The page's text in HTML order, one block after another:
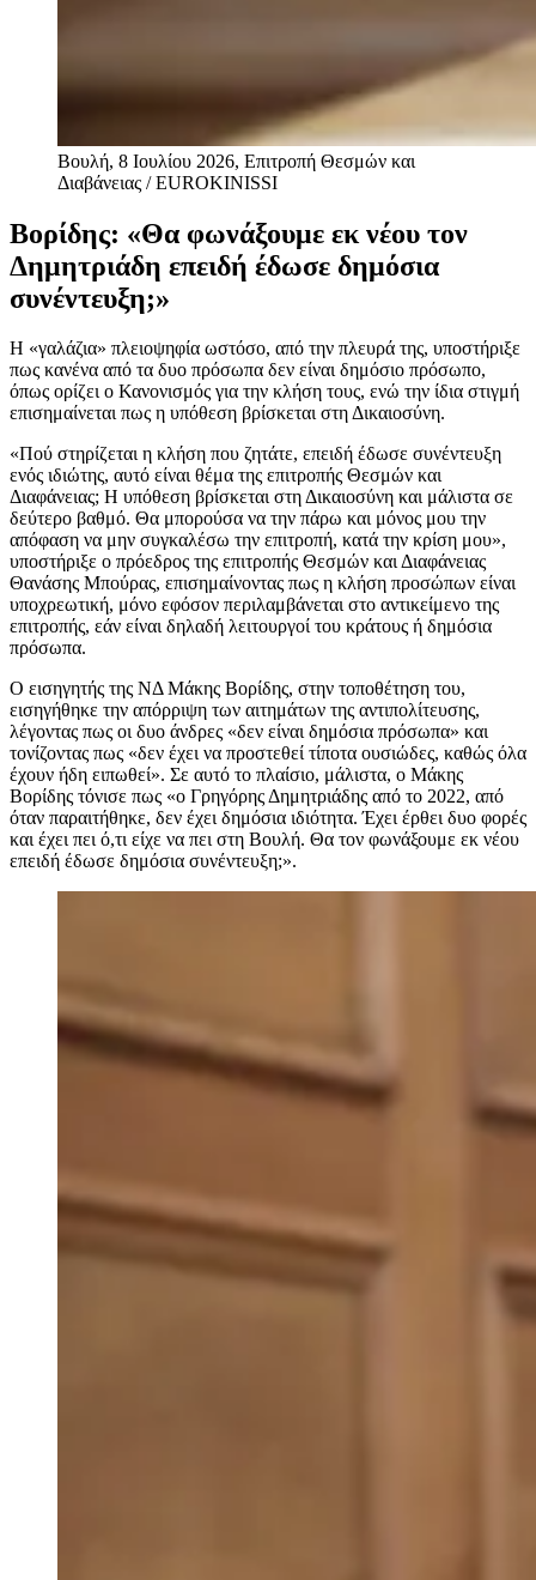
Βουλή, 8 Ιουλίου 2026, Επιτροπή Θεσμών και
Διαβάνειας / EUROKINISSI
Βορίδης: «Θα φωνάξουμε εκ νέου τον
Δημητριάδη επειδή έδωσε δημόσια
συνέντευξη;»
Η «γαλάζια» πλειοψηφία ωστόσο, από την πλευρά της, υποστήριξε
πως κανένα από τα δυο πρόσωπα δεν είναι δημόσιο πρόσωπο,
όπως ορίζει ο Κανονισμός για την κλήση τους, ενώ την ίδια στιγμή
επισημαίνεται πως η υπόθεση βρίσκεται στη Δικαιοσύνη.
«Πού στηρίζεται η κλήση που ζητάτε, επειδή έδωσε συνέντευξη
ενός ιδιώτης, αυτό είναι θέμα της επιτροπής Θεσμών και
Διαφάνειας; Η υπόθεση βρίσκεται στη Δικαιοσύνη και μάλιστα σε
δεύτερο βαθμό. Θα μπορούσα να την πάρω και μόνος μου την
απόφαση να μην συγκαλέσω την επιτροπή, κατά την κρίση μου»,
υποστήριξε ο πρόεδρος της επιτροπής Θεσμών και Διαφάνειας
Θανάσης Μπούρας, επισημαίνοντας πως η κλήση προσώπων είναι
υποχρεωτική, μόνο εφόσον περιλαμβάνεται στο αντικείμενο της
επιτροπής, εάν είναι δηλαδή λειτουργοί του κράτους ή δημόσια
πρόσωπα.
Ο εισηγητής της ΝΔ Μάκης Βορίδης, στην τοποθέτηση του,
εισηγήθηκε την απόρριψη των αιτημάτων της αντιπολίτευσης,
λέγοντας πως οι δυο άνδρες «δεν είναι δημόσια πρόσωπα» και
τονίζοντας πως «δεν έχει να προστεθεί τίποτα ουσιώδες, καθώς όλα
έχουν ήδη ειπωθεί». Σε αυτό το πλαίσιο, μάλιστα, ο Μάκης
Βορίδης τόνισε πως «ο Γρηγόρης Δημητριάδης από το 2022, από
όταν παραιτήθηκε, δεν έχει δημόσια ιδιότητα. Έχει έρθει δυο φορές
και έχει πει ό,τι είχε να πει στη Βουλή. Θα τον φωνάξουμε εκ νέου
επειδή έδωσε δημόσια συνέντευξη;».